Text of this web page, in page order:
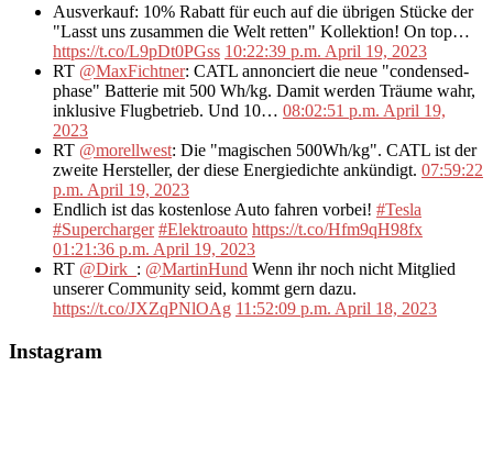
Ausverkauf: 10% Rabatt für euch auf die übrigen Stücke der
"Lasst uns zusammen die Welt retten" Kollektion! On top…
https://t.co/L9pDt0PGss 10:22:39 p.m. April 19, 2023
RT @MaxFichtner: CATL annonciert die neue "condensed-
phase" Batterie mit 500 Wh/kg. Damit werden Träume wahr,
inklusive Flugbetrieb. Und 10… 08:02:51 p.m. April 19,
2023
RT @morellwest: Die "magischen 500Wh/kg". CATL ist der
zweite Hersteller, der diese Energiedichte ankündigt. 07:59:22
p.m. April 19, 2023
Endlich ist das kostenlose Auto fahren vorbei! #Tesla
#Supercharger #Elektroauto https://t.co/Hfm9qH98fx
01:21:36 p.m. April 19, 2023
RT @Dirk_ : @MartinHund Wenn ihr noch nicht Mitglied
unserer Community seid, kommt gern dazu.
https://t.co/JXZqPNlOAg 11:52:09 p.m. April 18, 2023
Instagram